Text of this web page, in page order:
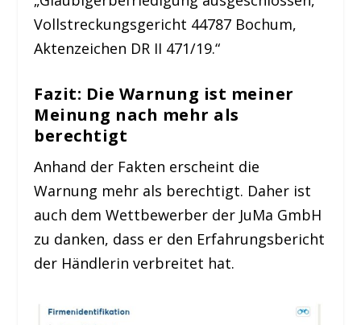
Vollstreckungsgericht 44787 Bochum,
Aktenzeichen DR II 471/19.“
Fazit: Die Warnung ist meiner
Meinung nach mehr als
berechtigt
Anhand der Fakten erscheint die
Warnung mehr als berechtigt. Daher ist
auch dem Wettbewerber der JuMa GmbH
zu danken, dass er den Erfahrungsbericht
der Händlerin verbreitet hat.